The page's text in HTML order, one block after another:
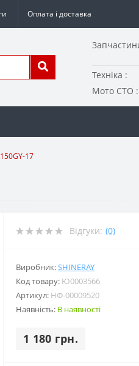
Оплата і доставка
Техніка :
Мото СТО :
17
Відгуки: (0)
Виробник:SHINERAY
Код товару: Ю0003566
Артикул: НФ-00009520
Наявність: В наявності
1 180 грн.